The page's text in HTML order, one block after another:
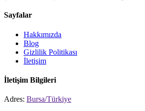
Sayfalar
Hakkımızda
Blog
Gizlilik Politikası
İletişim
İletişim Bilgileri
Adres: Bursa/Türkiye